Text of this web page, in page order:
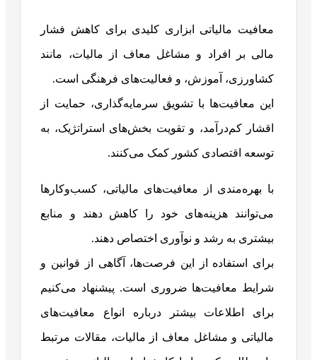
معافیت مالیاتی ابزاری کلیدی برای کاهش فشار
مالی بر افراد و مشاغل معاف از مالیات، مانند
کشاورزی، آموزش، و فعالیت‌های فرهنگی است.
این معافیت‌ها با تشویق سرمایه‌گذاری، حمایت از
اقشار کم‌درآمد، و تقویت بخش‌های استراتژیک، به
توسعه اقتصادی کشور کمک می‌کنند.
با بهره‌مندی از معافیت‌های مالیاتی، کسب‌وکارها
می‌توانند هزینه‌های خود را کاهش دهند و منابع
بیشتری به رشد و نوآوری اختصاص دهند.
برای استفاده از این فرصت‌ها، آگاهی از قوانین و
شرایط معافیت‌ها ضروری است. پیشنهاد می‌کنیم
برای اطلاعات بیشتر درباره انواع معافیت‌های
مالیاتی و مشاغل معاف از مالیات، مقالات مرتبط